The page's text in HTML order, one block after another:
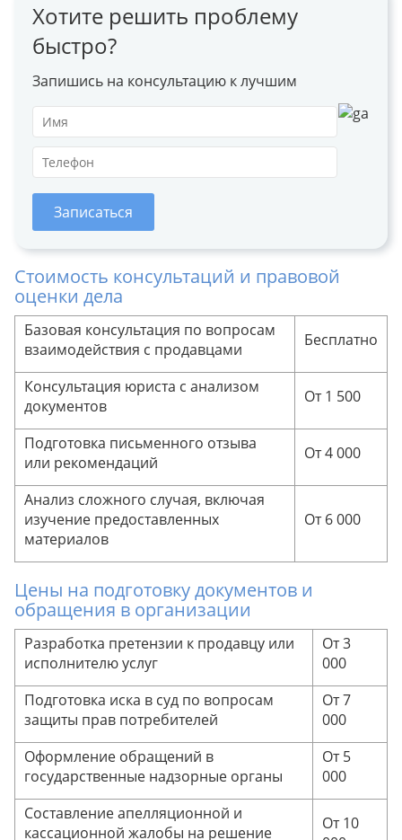
Хотите решить проблему
быстро?
Запишись на консультацию к лучшим
Записаться
Стоимость консультаций и правовой
оценки дела
Базовая консультация по вопросам
взаимодействия с продавцами
Бесплатно
Консультация юриста с анализом
документов
От 1 500
Подготовка письменного отзыва
или рекомендаций
От 4 000
Анализ сложного случая, включая
изучение предоставленных
материалов
От 6 000
Цены на подготовку документов и
обращения в организации
Разработка претензии к продавцу или
исполнителю услуг
От 3
000
Подготовка иска в суд по вопросам
защиты прав потребителей
От 7
000
Оформление обращений в
государственные надзорные органы
От 5
000
Составление апелляционной и
кассационной жалобы на решение
От 10